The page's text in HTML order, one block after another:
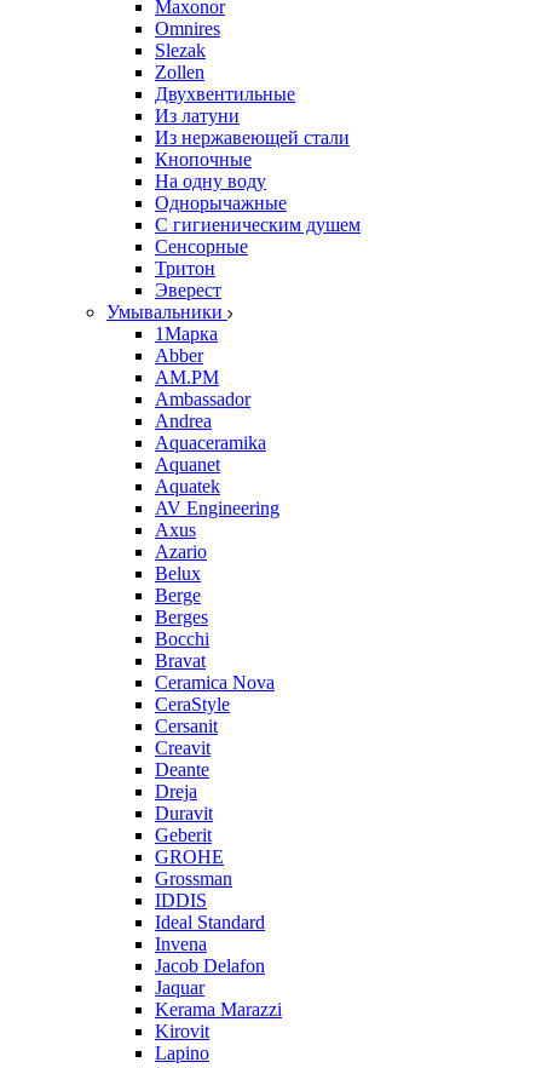
Maxonor
Omnires
Slezak
Zollen
Двухвентильные
Из латуни
Из нержавеющей стали
Кнопочные
На одну воду
Однорычажные
С гигиеническим душем
Сенсорные
Тритон
Эверест
Умывальники
1Марка
Abber
AM.PM
Ambassador
Andrea
Aquaceramika
Aquanet
Aquatek
AV Engineering
Axus
Azario
Belux
Berge
Berges
Bocchi
Bravat
Ceramica Nova
CeraStyle
Cersanit
Creavit
Deante
Dreja
Duravit
Geberit
GROHE
Grossman
IDDIS
Ideal Standard
Invena
Jacob Delafon
Jaquar
Kerama Marazzi
Kirovit
Lapino